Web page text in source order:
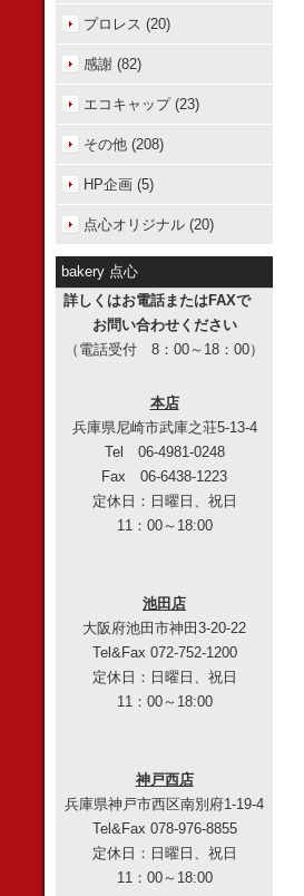
プロレス (20)
感謝 (82)
エコキャップ (23)
その他 (208)
HP企画 (5)
点心オリジナル (20)
bakery 点心
詳しくはお電話またはFAXで
お問い合わせください
（電話受付 8：00～18：00）
本店
兵庫県尼崎市武庫之荘5-13-4
Tel 06-4981-0248
Fax 06-6438-1223
定休日：日曜日、祝日
11：00～18:00
池田店
大阪府池田市神田3-20-22
Tel&Fax 072-752-1200
定休日：日曜日、祝日
11：00～18:00
神戸西店
兵庫県神戸市西区南別府1-19-4
Tel&Fax 078-976-8855
定休日：日曜日、祝日
11：00～18:00